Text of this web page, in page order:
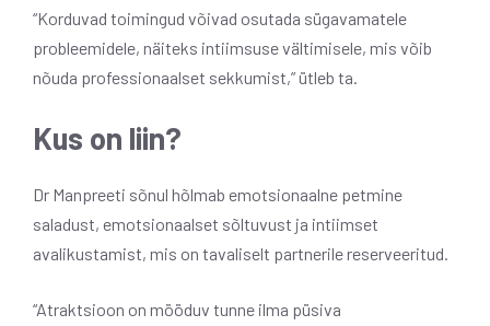
“Korduvad toimingud võivad osutada sügavamatele
probleemidele, näiteks intiimsuse vältimisele, mis võib
nõuda professionaalset sekkumist,” ütleb ta.
Kus on liin?
Dr Manpreeti sõnul hõlmab emotsionaalne petmine
saladust, emotsionaalset sõltuvust ja intiimset
avalikustamist, mis on tavaliselt partnerile reserveeritud.
“Atraktsioon on mööduv tunne ilma püsiva